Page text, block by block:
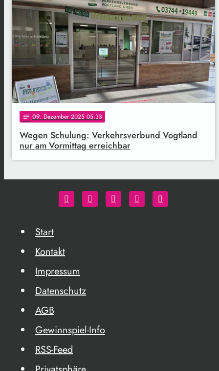
notes 09. Dezember 2025 05:33
Wegen Schulung: Verkehrsverbund Vogtland
nur am Vormittag erreichbar
Start
Kontakt
Impressum
Datenschutz
AGB
Gewinnspiel-Info
RSS-Feed